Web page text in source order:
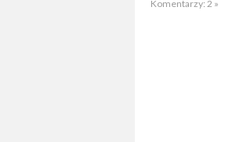
Komentarzy: 2 »